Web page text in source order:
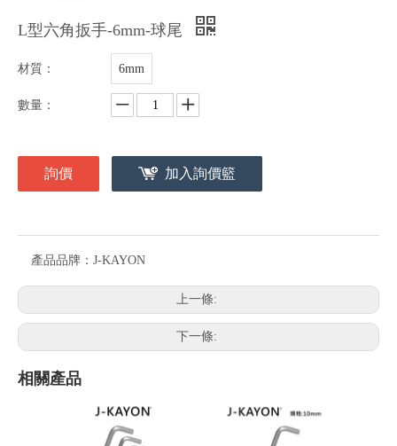
L型六角扳手-6mm-球尾
材質： 6mm
數量：
詢價 加入詢價籃
產品品牌： J-KAYON
上一條:
下一條:
相關產品